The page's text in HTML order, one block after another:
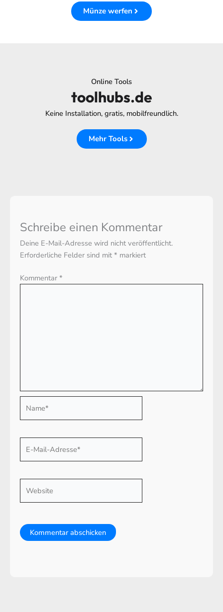
Münze werfen
Online Tools
toolhubs.de
Keine Installation, gratis, mobilfreundlich.
Mehr Tools
Schreibe einen Kommentar
Deine E-Mail-Adresse wird nicht veröffentlicht.
Erforderliche Felder sind mit * markiert
Kommentar *
Mail-